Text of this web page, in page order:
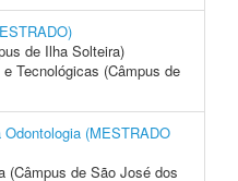
de Ilha Solteira)
Tecnológicas (Câmpus de
(MESTRADO
(Câmpus de São José dos